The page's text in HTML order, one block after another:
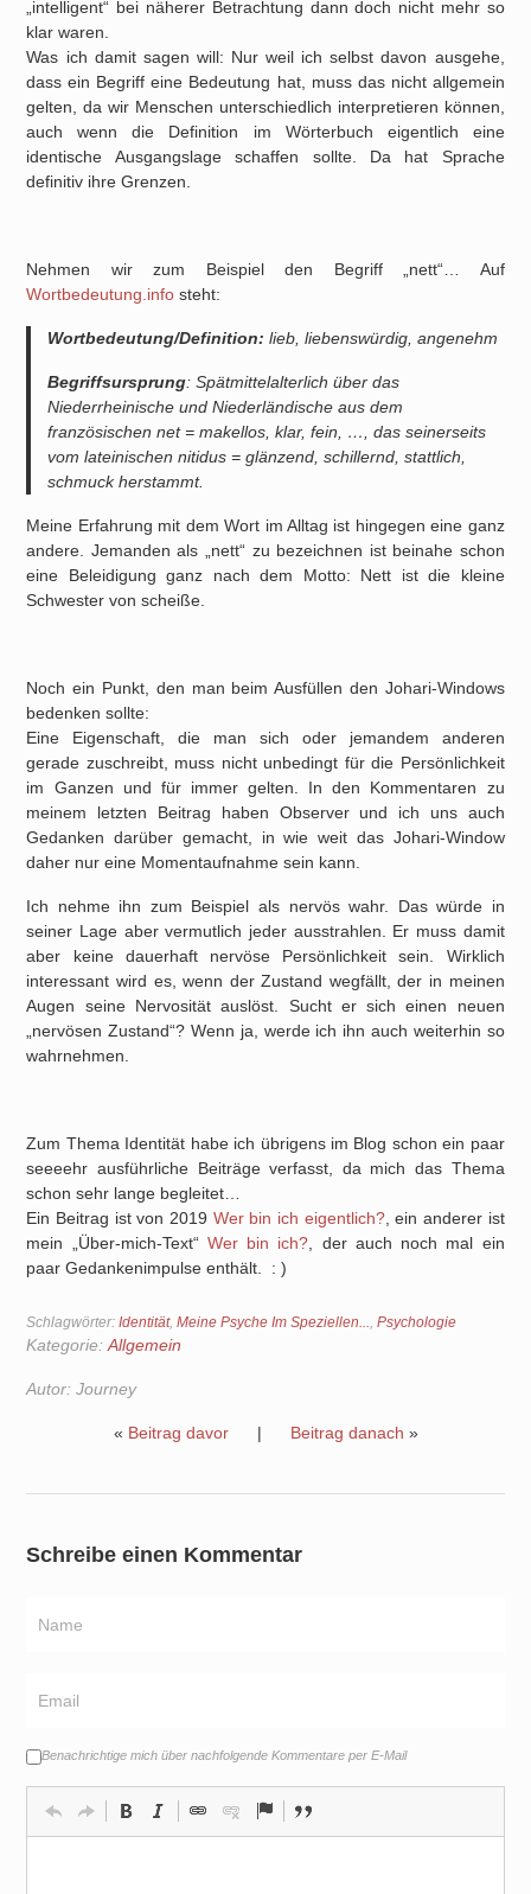
„intelligent“ bei näherer Betrachtung dann doch nicht mehr so
klar waren.
Was ich damit sagen will: Nur weil ich selbst davon ausgehe,
dass ein Begriff eine Bedeutung hat, muss das nicht allgemein
gelten, da wir Menschen unterschiedlich interpretieren können,
auch wenn die Definition im Wörterbuch eigentlich eine
identische Ausgangslage schaffen sollte. Da hat Sprache
definitiv ihre Grenzen.
Nehmen wir zum Beispiel den Begriff „nett“… Auf
Wortbedeutung.info steht:
Wortbedeutung/Definition:lieb, liebenswürdig, angenehm
Begriffsursprung: Spätmittelalterlich über das
Niederrheinische und Niederländische aus dem
französischennet=makellos, klar, fein, …
, das seinerseits
vom lateinischennitidus =glänzend, schillernd, stattlich,
schmuckherstammt.
Meine Erfahrung mit dem Wort im Alltag ist hingegen eine ganz
andere. Jemanden als „nett“ zu bezeichnen ist beinahe schon
eine Beleidigung ganz nach dem Motto: Nett ist die kleine
Schwester von scheiße.
Noch ein Punkt, den man beim Ausfüllen den Johari-Windows
bedenken sollte:
Eine Eigenschaft, die man sich oder jemandem anderen
gerade zuschreibt, muss nicht unbedingt für die Persönlichkeit
im Ganzen und für immer gelten. In den Kommentaren zu
meinem letzten Beitrag haben Observer und ich uns auch
Gedanken darüber gemacht, in wie weit das Johari-Window
daher nur eine Momentaufnahme sein kann.
Ich nehme ihn zum Beispiel als nervös wahr. Das würde in
seiner Lage aber vermutlich jeder ausstrahlen. Er muss damit
aber keine dauerhaft nervöse Persönlichkeit sein. Wirklich
interessant wird es, wenn der Zustand wegfällt, der in meinen
Augen seine Nervosität auslöst. Sucht er sich einen neuen
„nervösen Zustand“? Wenn ja, werde ich ihn auch weiterhin so
wahrnehmen.
Zum Thema Identität habe ich übrigens im Blog schon ein paar
seeeehr ausführliche Beiträge verfasst, da mich das Thema
schon sehr lange begleitet…
Ein Beitrag ist von 2019 Wer bin ich eigentlich?, ein anderer ist
mein „Über-mich-Text“ Wer bin ich? , der auch noch mal ein
paar Gedankenimpulse enthält. : )
Schlagwörter:Identität,Meine Psyche Im Speziellen...,Psychologie
Kategorie: Allgemein
Autor: Journey
« Beitrag davor| Beitrag danach »
Schreibe einen Kommentar
Benachrichtige mich über nachfolgende Kommentare per E-Mail